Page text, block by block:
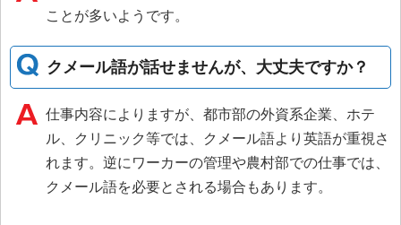
ことが多いようです。
クメール語が話せませんが、大丈夫ですか？
仕事内容によりますが、都市部の外資系企業、ホテ
ル、クリニック等では、クメール語より英語が重視さ
れます。逆にワーカーの管理や農村部での仕事では、
クメール語を必要とされる場合もあります。